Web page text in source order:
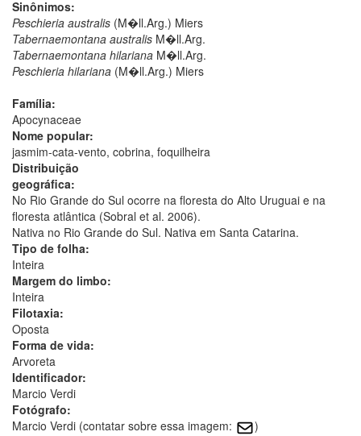
Sinônimos:
Peschieria australis (M�ll.Arg.) Miers
Tabernaemontana australis M�ll.Arg.
Tabernaemontana hilariana M�ll.Arg.
Peschieria hilariana (M�ll.Arg.) Miers
Família:
Apocynaceae
Nome popular:
jasmim-cata-vento, cobrina, foquilheira
Distribuição
geográfica:
No Rio Grande do Sul ocorre na floresta do Alto Uruguai e na
floresta atlântica (Sobral et al. 2006).
Nativa no Rio Grande do Sul. Nativa em Santa Catarina.
Tipo de folha:
Inteira
Margem do limbo:
Inteira
Filotaxia:
Oposta
Forma de vida:
Arvoreta
Identificador:
Marcio Verdi
Fotógrafo:
Marcio Verdi (contatar sobre essa imagem:
)